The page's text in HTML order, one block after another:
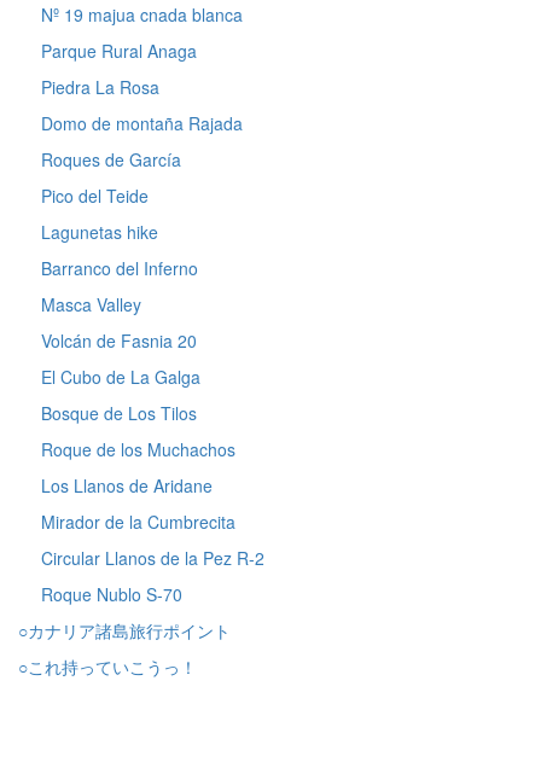
Nº 19 majua cnada blanca
Parque Rural Anaga
Piedra La Rosa
Domo de montaña Rajada
Roques de García
Pico del Teide
Lagunetas hike
Barranco del Inferno
Masca Valley
Volcán de Fasnia 20
El Cubo de La Galga
Bosque de Los Tilos
Roque de los Muchachos
Los Llanos de Aridane
Mirador de la Cumbrecita
Circular Llanos de la Pez R-2
Roque Nublo S-70
○カナリア諸島旅行ポイント
○これ持っていこうっ！